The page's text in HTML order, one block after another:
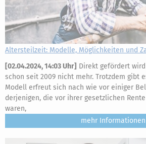
Altersteilzeit: Modelle, Möglichkeiten und
[02.04.2024, 14:03 Uhr] Direkt gefördert
schon seit 2009 nicht mehr. Trotzdem gibt
Modell erfreut sich nach wie vor einiger
derjenigen, die vor ihrer gesetzlichen
waren,
mehr